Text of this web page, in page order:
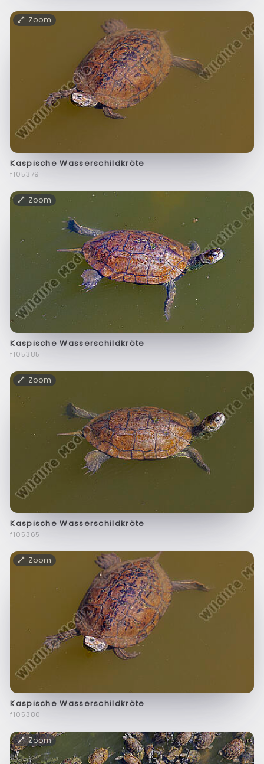
Zoom
Kaspische Wasserschildkröte
f105379
Zoom
Kaspische Wasserschildkröte
f105385
Zoom
Kaspische Wasserschildkröte
f105365
Zoom
Kaspische Wasserschildkröte
f105380
Zoom